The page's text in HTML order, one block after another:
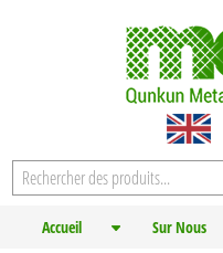
Accueil Sur Nous